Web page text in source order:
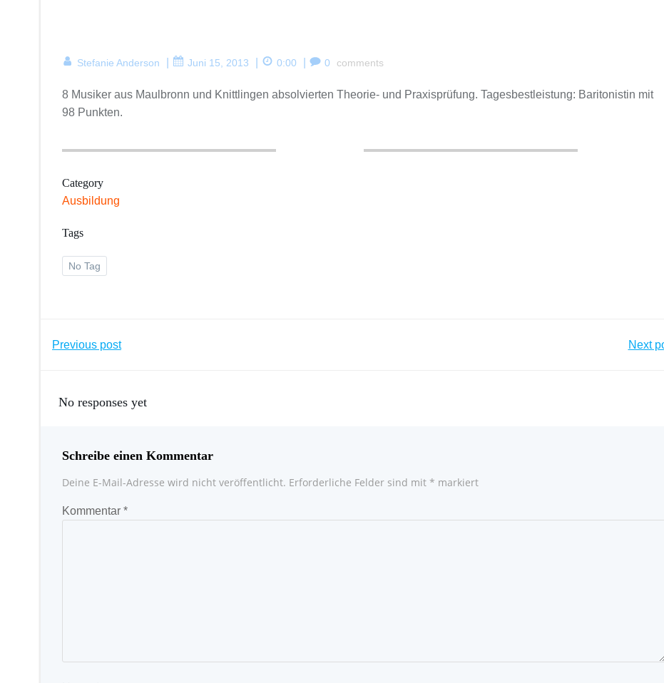
Stefanie Anderson Juni 15, 2013 0:00 0 comments
8 Musiker aus Maulbronn und Knittlingen absolvierten Theorie- und Praxisprüfung. Tagesbestleistung: Baritonistin mit
98 Punkten.
Category
Ausbildung
Tags
No Tag
Post
Previous post Next
No responses yet
Schreibe einen Kommentar
Deine E-Mail-Adresse wird nicht veröffentlicht. Erforderliche Felder sind mit * markiert
Kommentar *